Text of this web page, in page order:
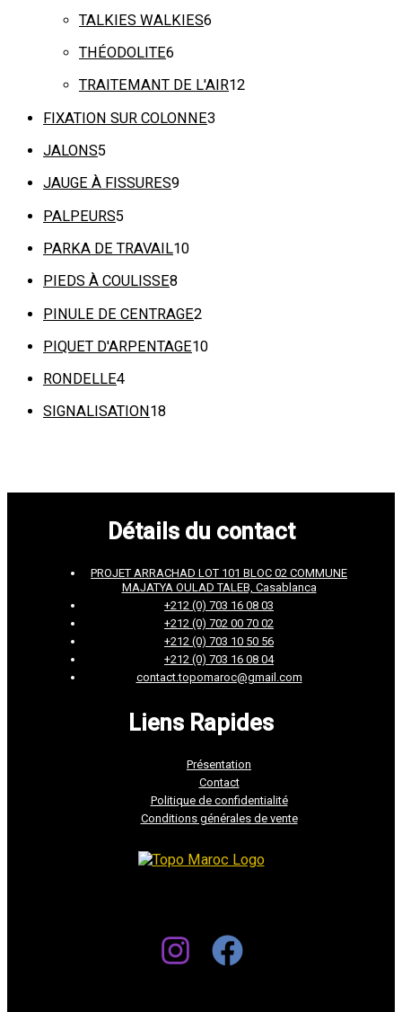
TALKIES WALKIES6
THÉODOLITE6
TRAITEMANT DE L'AIR12
FIXATION SUR COLONNE3
JALONS5
JAUGE À FISSURES9
PALPEURS5
PARKA DE TRAVAIL10
PIEDS À COULISSE8
PINULE DE CENTRAGE2
PIQUET D'ARPENTAGE10
RONDELLE4
SIGNALISATION 18
Détails du contact
PROJET ARRACHAD LOT 101 BLOC 02 COMMUNE
MAJATYA OULAD TALEB, Casablanca
+212 (0) 703 16 08 03
+212 (0) 702 00 70 02
+212 (0) 703 10 50 56
+212 (0) 703 16 08 04
contact.topomaroc@gmail.com
Liens Rapides
Présentation
Contact
Politique de confidentialité
Conditions générales de vente